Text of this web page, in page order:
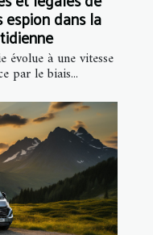
dans la
évolue à une vitesse
par le biais...